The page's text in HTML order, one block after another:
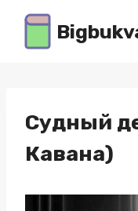
Перейти
содержимому
Судный
Кавана)